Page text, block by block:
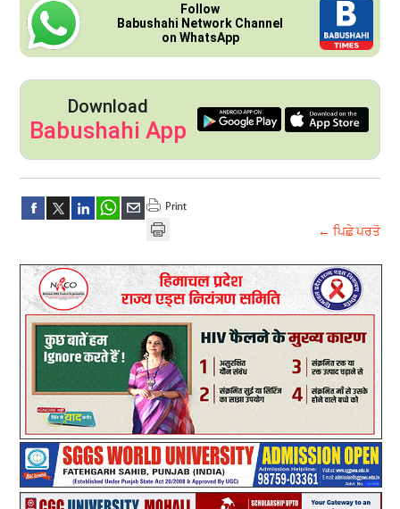
Follow
Babushahi Network Channel
on WhatsApp
Download
Babushahi App
← ਪਿਛੇ ਪਰਤੋ